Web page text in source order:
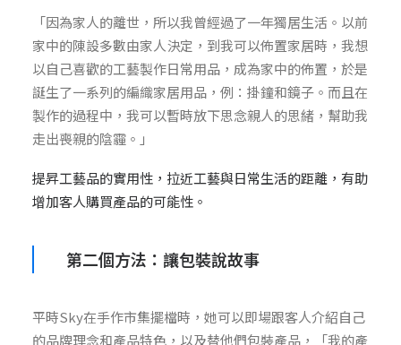
「因為家人的離世，所以我曾經過了一年獨居生活。以前
家中的陳設多數由家人決定，到我可以佈置家居時，我想
以自己喜歡的工藝製作日常用品，成為家中的佈置，於是
誕生了一系列的編織家居用品，例：掛鐘和鏡子。而且在
製作的過程中，我可以暫時放下思念親人的思緒，幫助我
走出喪親的陰霾。」
提昇工藝品的實用性，拉近工藝與日常生活的距離，有助
增加客人購買產品的可能性。
第二個方法：讓包裝說故事
平時Sky在手作市集擺檔時，她可以即場跟客人介紹自己
的品牌理念和產品特色，以及替他們包裝產品，「我的產